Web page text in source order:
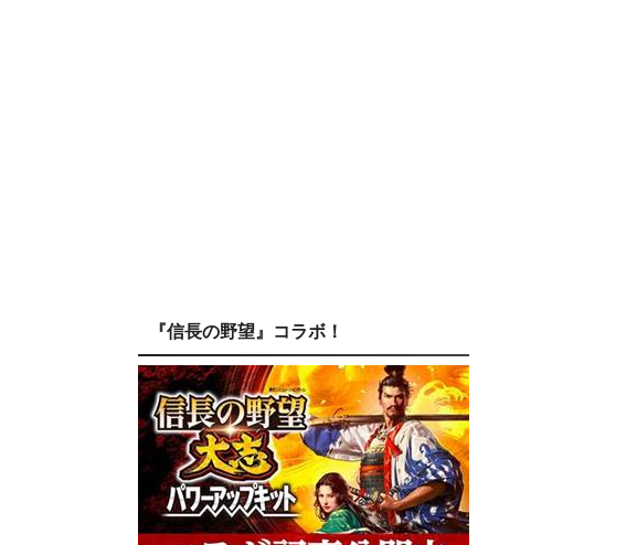
『信長の野望』コラボ！